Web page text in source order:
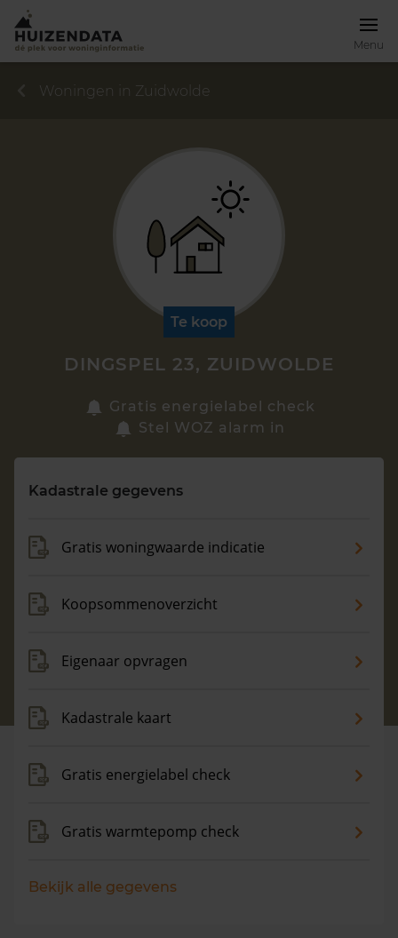
Menu
Zoek een woning
Maandag t/m vrijdag - 08:00 -18:00
Woningen in Zuidwolde
Te koop
DINGSPEL 23, ZUIDWOLDE
Gratis energielabel check
Stel WOZ alarm in
Kadastrale gegevens
Gratis woningwaarde indicatie
Koopsommenoverzicht
Eigenaar opvragen
Kadastrale kaart
Gratis energielabel check
Gratis warmtepomp check
Bekijk alle gegevens